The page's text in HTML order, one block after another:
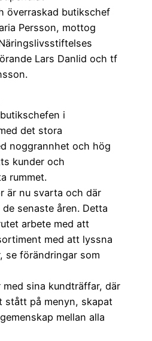
överraskad butikschef
Persson, mottog
Lars Danlid och tf
i
det stora
noggrannhet och hög
kunder och
rummet.
är nu svarta och där
senaste åren. Detta
arbete med att
med att lyssna
se förändringar som
med sina kundträffar, där
stått på menyn, skapat
mellan alla